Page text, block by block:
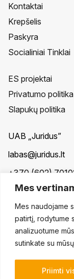
Mes
Mes naudojame
patirtį, rodytume
analizuotume
sutinkate su
Priimti
Kontaktai
Krepšelis
Paskyra
Socialiniai Tinklai
ES projektai
Privatumo politika
Slapukų politika
UAB „Juridus”
labas@juridus.lt
+370 (602)
Taikos pr. 30,
ES projektų